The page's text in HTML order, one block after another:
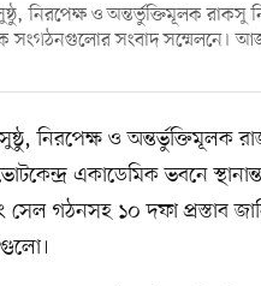
নিরপেক্ষ ও অন্তর্ভুক্তিমূলক রাকসু
সংগঠনগুলোর সংবাদ সম্মেলনে। আজ
নিরপেক্ষ ও অন্তর্ভুক্তিমূলক
একাডেমিক ভবনে
সেল গঠনসহ ১০ দফা প্রস্তাব